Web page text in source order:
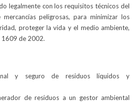
legalmente con los requisitos técnicos del
peligrosas, para minimizar los
proteger la vida y el medio ambiente,
1609 de 2002.
y seguro de residuos líquidos y
de residuos a un gestor ambiental